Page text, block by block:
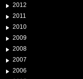
2012
2011
2010
2009
2008
2007
2006